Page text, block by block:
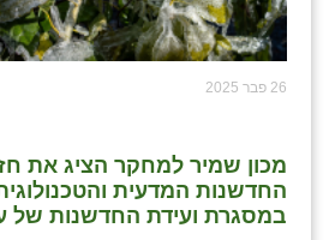
26 פבר 2025
מכון שמיר למחקר הציג את
החדשנות המדעית
במסגרת ועידת החדשנות של